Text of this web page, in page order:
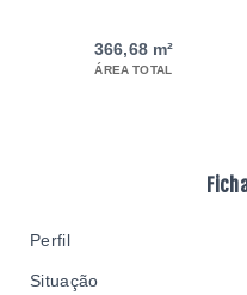
366,68 m²
ÁREA TOTAL
Perfil
Situação